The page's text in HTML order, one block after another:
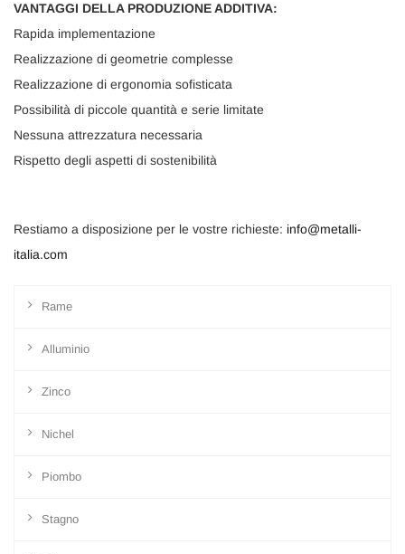
VANTAGGI DELLA PRODUZIONE ADDITIVA:
Rapida implementazione
Realizzazione di geometrie complesse
Realizzazione di ergonomia sofisticata
Possibilità di piccole quantità e serie limitate
Nessuna attrezzatura necessaria
Rispetto degli aspetti di sostenibilità
Restiamo a disposizione per le vostre richieste: info@metalli-
italia.com
Rame
Alluminio
Zinco
Nichel
Piombo
Stagno